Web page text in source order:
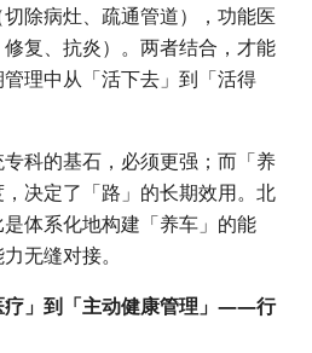
除病灶、疏通管道），功能医
复、抗炎）。两者结合，才能
理中从「活下去」到「活得
科的基石，必须更强；而「养
决定了「路」的长期效用。北
体系化地构建「养车」的能
无缝对接。
疗」到「主动健康管理」——行